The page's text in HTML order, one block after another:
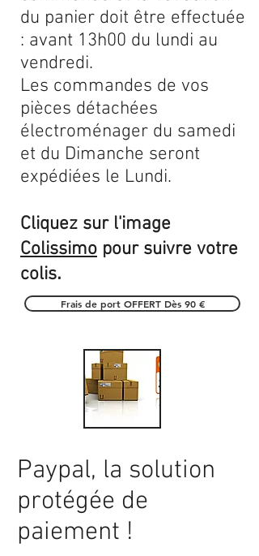
du panier doit être effectuée
: avant 13h00 du lundi au
vendredi.
Les commandes de vos
pièces détachées
électroménager du samedi
et du Dimanche seront
expédiées le Lundi.
Cliquez sur l'image
Colissimo pour suivre votre
colis.
Frais de port OFFERT Dès 90 €
Paypal, la solution
protégée de
paiement !